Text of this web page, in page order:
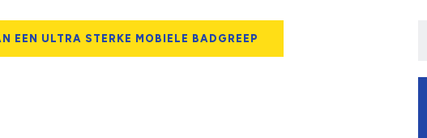
EEN ULTRA STERKE MOBIELE BADGREEP